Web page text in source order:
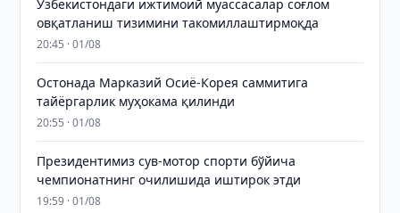
Ўзбекистондаги ижтимоий муассасалар соғлом
овқатланиш тизимини такомиллаштирмоқда
20:45 · 01/08
Остонада Марказий Осиё-Корея саммитига
тайёргарлик муҳокама қилинди
20:55 · 01/08
Президентимиз сув-мотор спорти бўйича
чемпионатнинг очилишида иштирок этди
19:59 · 01/08